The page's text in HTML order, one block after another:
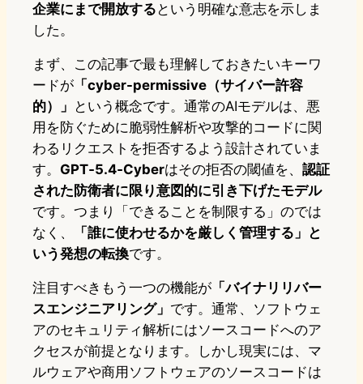
企業にまで開放する という明確な意志を示しま
した。
まず、この記事で最も理解しておきたいキーワ
ードが 「cyber-permissive（サイバー許容
的）」 という概念です。通常のAIモデルは、悪
用を防ぐために脆弱性解析や攻撃的コードに関
わるリクエストを拒否するよう設計されていま
す。 GPT‑5.4‑Cyberはその拒否の閾値を、 認証
された防衛者に限り意図的に引き下げたモデル
です。つまり「できることを制限する」のでは
なく、
「誰に使わせるかを厳しく管理する」と
いう発想の転換です。
注目すべきもう一つの機能が 「バイナリリバー
スエンジニアリング」 です。通常、ソフトウェ
アのセキュリティ解析にはソースコードへのア
クセスが前提となります。しかし現実には、マ
ルウェアや商用ソフトウェアのソースコードは